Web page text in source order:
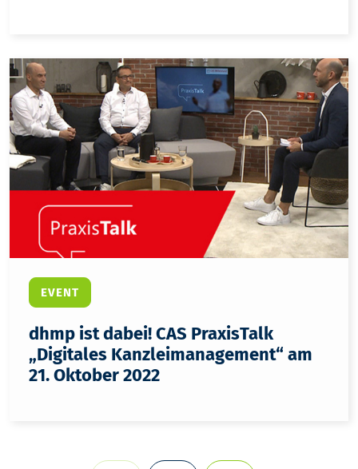
EVENT
dhmp ist dabei! CAS PraxisTalk
„Digitales Kanzleimanagement“ am
21. Oktober 2022